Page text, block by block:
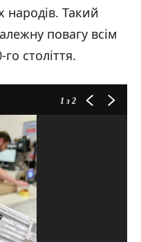
народів. Такий
повагу всім
століття.
1 з 2